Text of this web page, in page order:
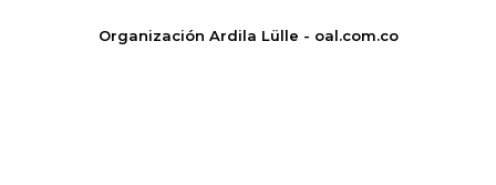
Organización Ardila Lülle - oal.com.co